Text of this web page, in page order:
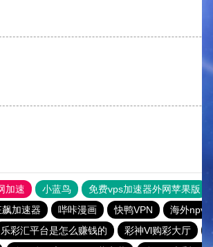
加速 小蓝鸟 免费vps加速器外网苹果版
飙加速器 哔咔漫画 快鸭VPN 海外npv
乐彩汇平台是怎么赚钱的 彩神Vl购彩大厅